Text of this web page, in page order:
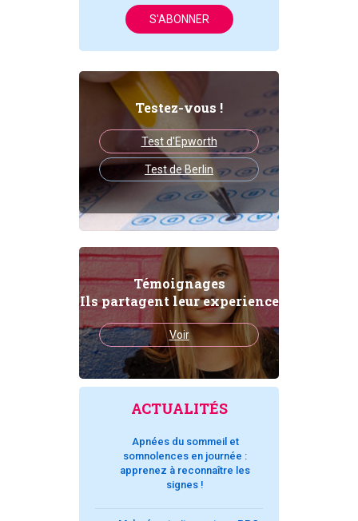
S'ABONNER
Testez-vous !
Test d'Epworth
Test de Berlin
Témoignages
Ils partagent leur experience
Voir
ACTUALITÉS
Apnées du sommeil et
somnolences en journée :
apprenez à reconnaître les
signes !